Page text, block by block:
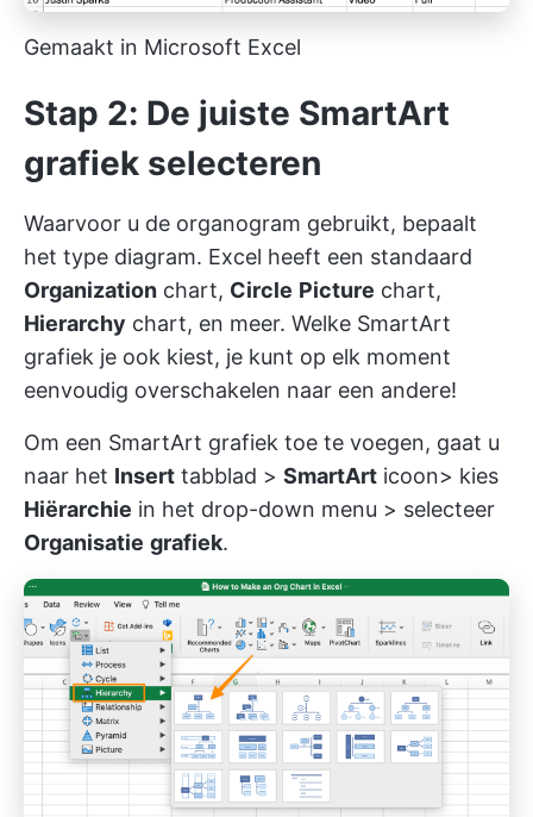
Gemaakt in Microsoft Excel
Stap 2: De juiste SmartArt
grafiek selecteren
Waarvoor u de organogram gebruikt, bepaalt
het type diagram. Excel heeft een standaard
Organization chart, Circle Picture chart,
Hierarchy chart, en meer. Welke SmartArt
grafiek je ook kiest, je kunt op elk moment
eenvoudig overschakelen naar een andere!
Om een SmartArt grafiek toe te voegen, gaat u
naar het Insert tabblad > SmartArt icoon> kies
Hiërarchie in het drop-down menu > selecteer
Organisatie grafiek.